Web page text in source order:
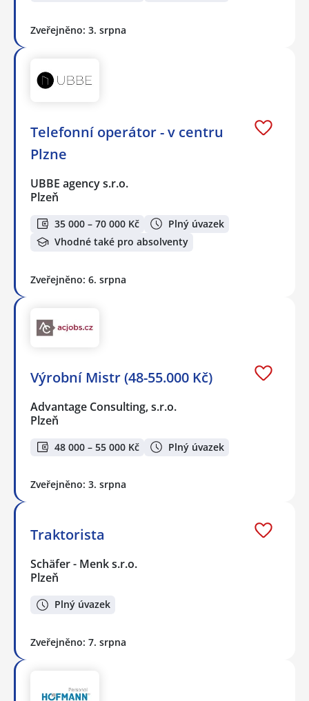
Zveřejněno: 3. srpna
Telefonní operátor - v centru
Plzne
UBBE agency s.r.o.
Plzeň
35 000 – 70 000 Kč
Plný úvazek
Vhodné také pro absolventy
Zveřejněno: 6. srpna
Výrobní Mistr (48-55.000 Kč)
Advantage Consulting, s.r.o.
Plzeň
48 000 – 55 000 Kč Plný úvazek
Zveřejněno: 3. srpna
Traktorista
Schäfer - Menk s.r.o.
Plzeň
Plný úvazek
Zveřejněno: 7. srpna